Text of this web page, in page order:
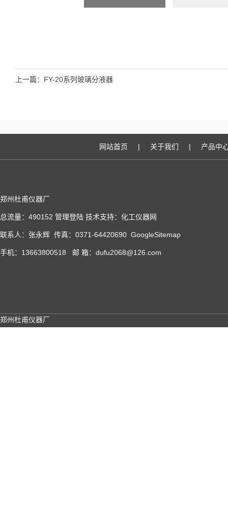
上一篇： FY-20系列玻璃分液器
网站首页 | 关于我们 | 产品中
郑州杜甫仪器厂
总流量：490152 管理登陆 技术支持： 化工仪器网
联系人：张永辉 传真：0371-64420690 GoogleSitemap
手机：13663800518 邮 箱：dufu2068@126.com
郑州杜甫仪器厂